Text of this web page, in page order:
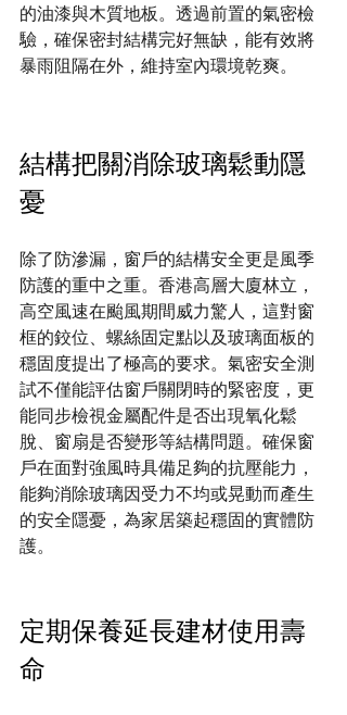
的油漆與木質地板。透過前置的氣密檢
驗，確保密封結構完好無缺，能有效將
暴雨阻隔在外，維持室內環境乾爽。
結構把關消除玻璃鬆動隱
憂
除了防滲漏，窗戶的結構安全更是風季
防護的重中之重。香港高層大廈林立，
高空風速在颱風期間威力驚人，這對窗
框的鉸位、螺絲固定點以及玻璃面板的
穩固度提出了極高的要求。氣密安全測
試不僅能評估窗戶關閉時的緊密度，更
能同步檢視金屬配件是否出現氧化鬆
脫、窗扇是否變形等結構問題。確保窗
戶在面對強風時具備足夠的抗壓能力，
能夠消除玻璃因受力不均或晃動而產生
的安全隱憂，為家居築起穩固的實體防
護。
定期保養延長建材使用壽
命